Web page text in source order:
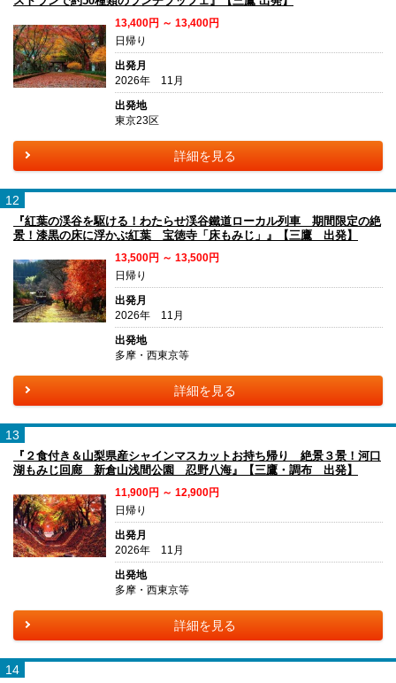
13,400円 ～ 13,400円
日帰り
出発月
2026年 11月
出発地
東京23区
詳細を見る
12
『紅葉の渓谷を駆ける！わたらせ渓谷鐵道ローカル列車 期間限定の絶
景！漆黒の床に浮かぶ紅葉 宝徳寺「床もみじ」』【三鷹 出発】
13,500円 ～ 13,500円
日帰り
出発月
2026年 11月
出発地
多摩・西東京等
詳細を見る
13
『２食付き＆山梨県産シャインマスカットお持ち帰り 絶景３景！河口
湖もみじ回廊 新倉山浅間公園 忍野八海』【三鷹・調布 出発】
11,900円 ～ 12,900円
日帰り
出発月
2026年 11月
出発地
多摩・西東京等
詳細を見る
14